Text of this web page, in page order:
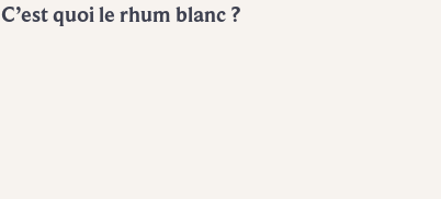
C’est quoi le rhum blanc ?